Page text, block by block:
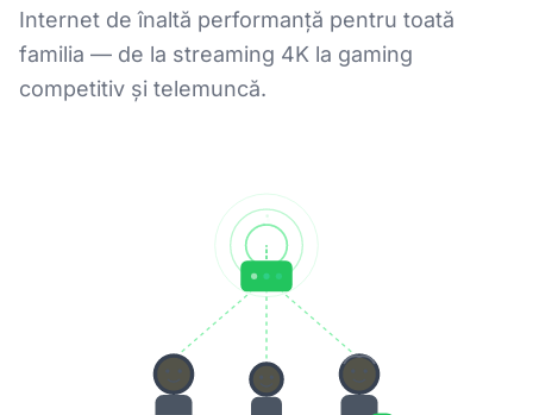
Internet de înaltă performanță pentru toată
familia — de la streaming 4K la gaming
competitiv și telemuncă.